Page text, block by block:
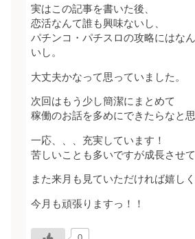
実はこの記事を書いた後、
恋活なんて誰も興味ないし、
パチンコ・パチスロの攻略にはな
いし。
大丈夫かなって思っていました。
次回はもう少し簡潔にまとめて
稼働のお話を多めにできたらなと
一応、、、充実しています！
苦しいことも多いですが成長させ
また来月も見ていただければ嬉し
今月も頑張りますっ！！